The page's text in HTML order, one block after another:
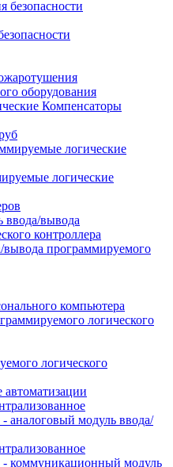
оборудования
Компенсаторы
логические
ввода/вывода
контроллера
программируемого
компьютера
логического
логического
аналоговый модуль ввода/
- коммуникационный модуль